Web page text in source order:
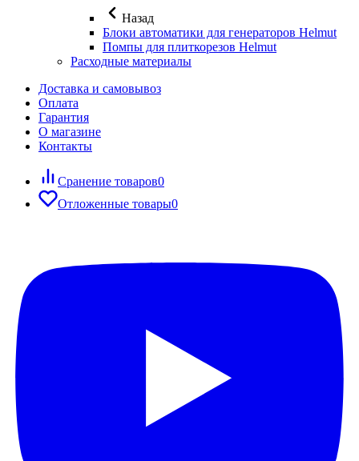
Назад
Блоки автоматики для генераторов Helmut
Помпы для плиткорезов Helmut
Расходные материалы
Доставка и самовывоз
Оплата
Гарантия
О магазине
Контакты
Сранение товаров0
Отложенные товары0